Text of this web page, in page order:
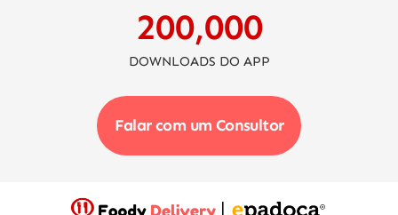
DOWNLOADS DO APP
200,000
Falar com um Consultor